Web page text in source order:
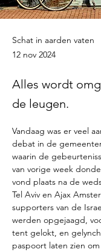
Schat in aarden vaten
12 nov 2024
Alles wordt
de leugen.
Vandaag was er veel
debat in de
waarin de
van vorige week
vond plaats na de
Tel Aviv en Ajax
supporters van de
werden opgejaagd,
tent gelokt, en
paspoort laten zien